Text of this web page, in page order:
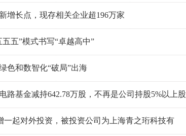
增长点，现存相关企业超196万家
五”模式书写“卓越高中”
色和数智化“破局”出海
路基金减持642.78万股，不再是公司持股5%以上股
一起对外投资，被投资公司为上海青之珩科技有